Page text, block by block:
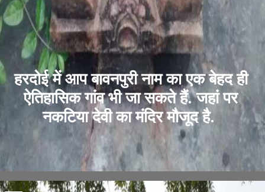
हरदोई में आप बावनपुरी नाम का एक बेहद ही
ऐतिहासिक गांव भी जा सकते हैं. जहां पर
नकटिया देवी का मंदिर मौजूद है.